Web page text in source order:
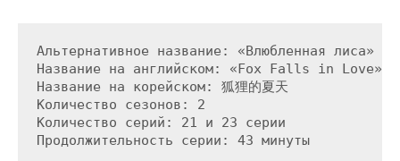
Альтернативное название: «Влюбленная лиса»
Название на английском: «Fox Falls in Love»
Название на корейском: 狐狸的夏天
Количество сезонов: 2
Количество серий: 21 и 23 серии
Продолжительность серии: 43 минуты